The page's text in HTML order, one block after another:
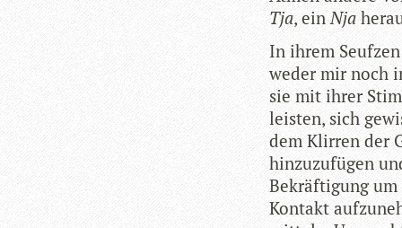
Tja, einNja
In ihrem
weder mir noch
sie mit ihrer
leis­ten, sich
dem Klir­ren der
hin­zu­zu­fü­gen
Bekräf­ti­gung
Kon­takt